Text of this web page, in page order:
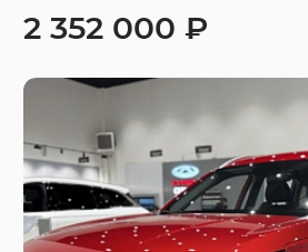
2 352 000 ₽